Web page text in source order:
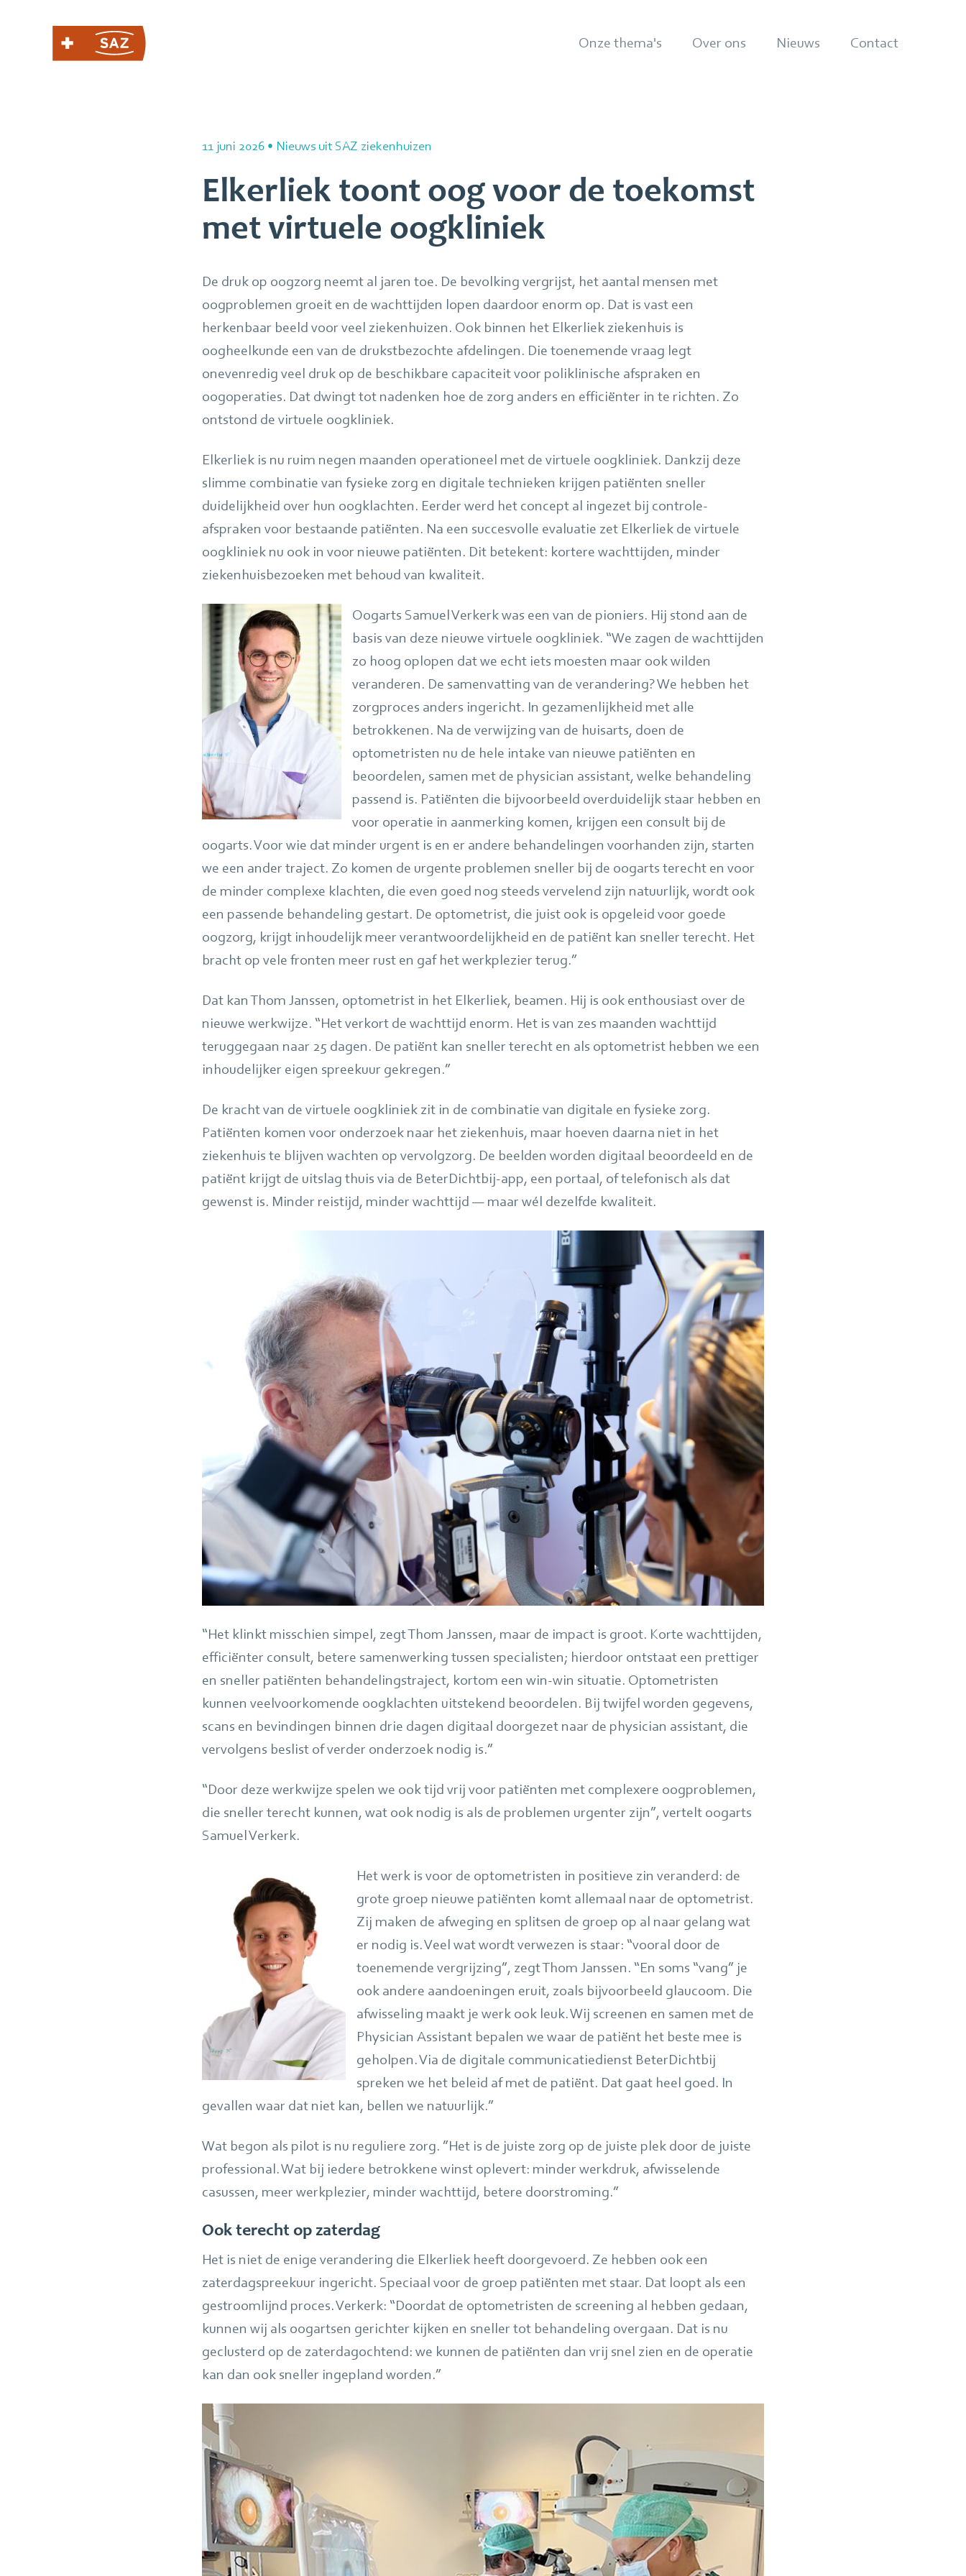
Onze thema's Over ons Nieuws Contact
11 juni 2026 • Nieuws uit SAZ ziekenhuizen
Elkerliek toont oog voor de toekomst
met virtuele oogkliniek
De druk op oogzorg neemt al jaren toe. De bevolking vergrijst, het aantal mensen met
oogproblemen groeit en de wachttijden lopen daardoor enorm op. Dat is vast een
herkenbaar beeld voor veel ziekenhuizen. Ook binnen het Elkerliek ziekenhuis is
oogheelkunde een van de drukstbezochte afdelingen. Die toenemende vraag legt
onevenredig veel druk op de beschikbare capaciteit voor poliklinische afspraken en
oogoperaties. Dat dwingt tot nadenken hoe de zorg anders en efficiënter in te richten. Zo
ontstond de virtuele oogkliniek.
Elkerliek is nu ruim negen maanden operationeel met de virtuele oogkliniek. Dankzij deze
slimme combinatie van fysieke zorg en digitale technieken krijgen patiënten sneller
duidelijkheid over hun oogklachten. Eerder werd het concept al ingezet bij controle-
afspraken voor bestaande patiënten. Na een succesvolle evaluatie zet Elkerliek de virtuele
oogkliniek nu ook in voor nieuwe patiënten. Dit betekent: kortere wachttijden, minder
ziekenhuisbezoeken met behoud van kwaliteit.
Oogarts Samuel Verkerk was een van de pioniers. Hij stond aan de
basis van deze nieuwe virtuele oogkliniek. “We zagen de wachttijden
zo hoog oplopen dat we echt iets moesten maar ook wilden
veranderen. De samenvatting van de verandering? We hebben het
zorgproces anders ingericht. In gezamenlijkheid met alle
betrokkenen. Na de verwijzing van de huisarts, doen de
optometristen nu de hele intake van nieuwe patiënten en
beoordelen, samen met de physician assistant, welke behandeling
passend is. Patiënten die bijvoorbeeld overduidelijk staar hebben en
voor operatie in aanmerking komen, krijgen een consult bij de
oogarts. Voor wie dat minder urgent is en er andere behandelingen voorhanden zijn, starten
we een ander traject. Zo komen de urgente problemen sneller bij de oogarts terecht en voor
de minder complexe klachten, die even goed nog steeds vervelend zijn natuurlijk, wordt ook
een passende behandeling gestart. De optometrist, die juist ook is opgeleid voor goede
oogzorg, krijgt inhoudelijk meer verantwoordelijkheid en de patiënt kan sneller terecht. Het
bracht op vele fronten meer rust en gaf het werkplezier terug.”
Dat kan Thom Janssen, optometrist in het Elkerliek, beamen. Hij is ook enthousiast over de
nieuwe werkwijze. “Het verkort de wachttijd enorm. Het is van zes maanden wachttijd
teruggegaan naar 25 dagen. De patiënt kan sneller terecht en als optometrist hebben we een
inhoudelijker eigen spreekuur gekregen.”
De kracht van de virtuele oogkliniek zit in de combinatie van digitale en fysieke zorg.
Patiënten komen voor onderzoek naar het ziekenhuis, maar hoeven daarna niet in het
ziekenhuis te blijven wachten op vervolgzorg. De beelden worden digitaal beoordeeld en de
patiënt krijgt de uitslag thuis via de BeterDichtbij‑app, een portaal, of telefonisch als dat
gewenst is. Minder reistijd, minder wachttijd — maar wél dezelfde kwaliteit.
“Het klinkt misschien simpel, zegt Thom Janssen, maar de impact is groot. Korte wachttijden,
efficiënter consult, betere samenwerking tussen specialisten; hierdoor ontstaat een prettiger
en sneller patiënten behandelingstraject, kortom een win-win situatie. Optometristen
kunnen veelvoorkomende oogklachten uitstekend beoordelen. Bij twijfel worden gegevens,
scans en bevindingen binnen drie dagen digitaal doorgezet naar de physician assistant, die
vervolgens beslist of verder onderzoek nodig is.”
“Door deze werkwijze spelen we ook tijd vrij voor patiënten met complexere oogproblemen,
die sneller terecht kunnen, wat ook nodig is als de problemen urgenter zijn”, vertelt oogarts
Samuel Verkerk.
Het werk is voor de optometristen in positieve zin veranderd: de
grote groep nieuwe patiënten komt allemaal naar de optometrist.
Zij maken de afweging en splitsen de groep op al naar gelang wat
er nodig is. Veel wat wordt verwezen is staar: “vooral door de
toenemende vergrijzing”, zegt Thom Janssen. “En soms “vang” je
ook andere aandoeningen eruit, zoals bijvoorbeeld glaucoom. Die
afwisseling maakt je werk ook leuk. Wij screenen en samen met de
Physician Assistant bepalen we waar de patiënt het beste mee is
geholpen. Via de digitale communicatiedienst BeterDichtbij
spreken we het beleid af met de patiënt. Dat gaat heel goed. In
gevallen waar dat niet kan, bellen we natuurlijk.”
Wat begon als pilot is nu reguliere zorg. ”Het is de juiste zorg op de juiste plek door de juiste
professional. Wat bij iedere betrokkene winst oplevert: minder werkdruk, afwisselende
casussen, meer werkplezier, minder wachttijd, betere doorstroming.”
Ook terecht op zaterdag
Het is niet de enige verandering die Elkerliek heeft doorgevoerd. Ze hebben ook een
zaterdagspreekuur ingericht. Speciaal voor de groep patiënten met staar. Dat loopt als een
gestroomlijnd proces. Verkerk: “Doordat de optometristen de screening al hebben gedaan,
kunnen wij als oogartsen gerichter kijken en sneller tot behandeling overgaan. Dat is nu
geclusterd op de zaterdagochtend: we kunnen de patiënten dan vrij snel zien en de operatie
kan dan ook sneller ingepland worden.”